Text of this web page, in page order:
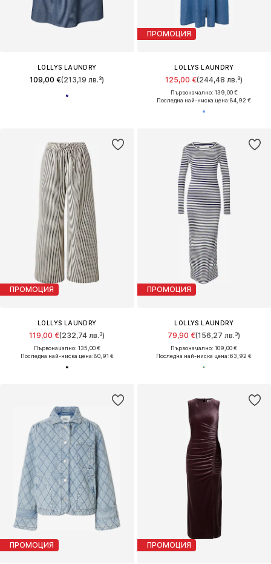
LOLLYS LAUNDRY
109,00 €(213,19 лв.³)
ПРОМОЦИЯ
LOLLYS LAUNDRY
125,00 €(244,48 лв.³)
Първоначално: 139,00 €
Последна най-ниска цена:84,92 €
ПРОМОЦИЯ
LOLLYS LAUNDRY
119,00 €(232,74 лв.³)
Първоначално: 135,00 €
Последна най-ниска цена:80,91 €
ПРОМОЦИЯ
LOLLYS LAUNDRY
79,90 €(156,27 лв.³)
Първоначално: 109,00 €
Последна най-ниска цена:63,92 €
ПРОМОЦИЯ ПРОМОЦИЯ